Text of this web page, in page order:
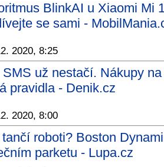
BlinkAI u Xiaomi Mi
se sami -
2020, 8:25
SMS už nestačí. Nákupy
pravidla - Denik.cz
2020, 8:00
roboti? Boston
parketu - Lupa.cz